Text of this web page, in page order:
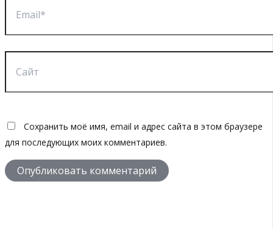
Сохранить моё имя, email и адрес сайта в этом браузере
для последующих моих комментариев.